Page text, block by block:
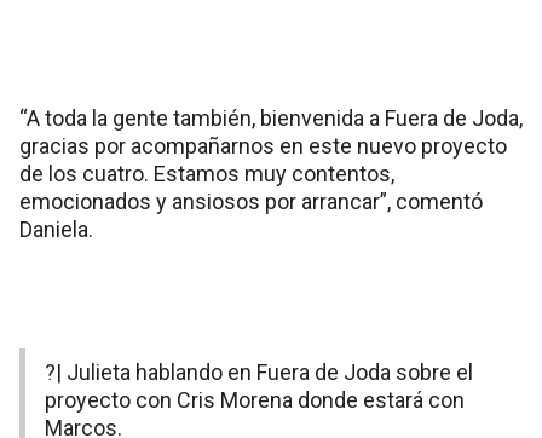
“A toda la gente también, bienvenida a Fuera de Joda,
gracias por acompañarnos en este nuevo proyecto
de los cuatro. Estamos muy contentos,
emocionados y ansiosos por arrancar”, comentó
Daniela.
?| Julieta hablando en Fuera de Joda sobre el
proyecto con Cris Morena donde estará con
Marcos.